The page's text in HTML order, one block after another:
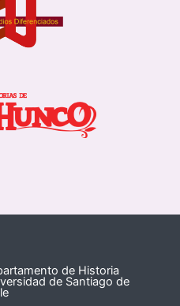
de Historia
de Santiago de